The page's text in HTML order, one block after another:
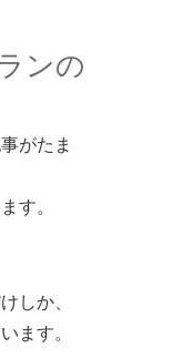
ンの
がたま
す。
しか、
ます。